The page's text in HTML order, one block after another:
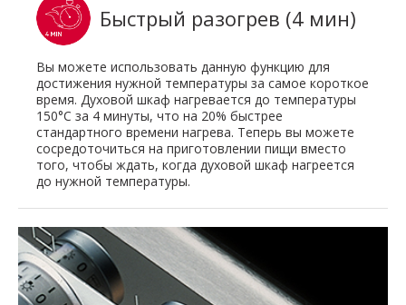
Быстрый разогрев (4 мин)
Вы можете использовать данную функцию для
достижения нужной температуры за самое короткое
время. Духовой шкаф нагревается до температуры
150°C за 4 минуты, что на 20% быстрее
стандартного времени нагрева. Теперь вы можете
сосредоточиться на приготовлении пищи вместо
того, чтобы ждать, когда духовой шкаф нагреется
до нужной температуры.